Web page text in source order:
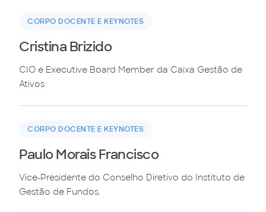
CORPO DOCENTE E KEYNOTES
Cristina Brizido
CIO e Executive Board Member da Caixa Gestão de
Ativos
CORPO DOCENTE E KEYNOTES
Paulo Morais Francisco
Vice-Presidente do Conselho Diretivo do Instituto de
Gestão de Fundos.